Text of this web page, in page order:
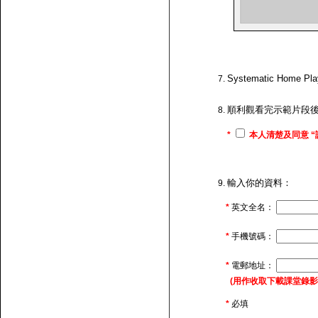
Systematic Home
順利觀看完示範片段
* 本人清楚及同意
輸入你的資料：
* 英文全名：
* 手機號碼：
* 電郵地址：
(用作收取下載課堂錄
* 必填